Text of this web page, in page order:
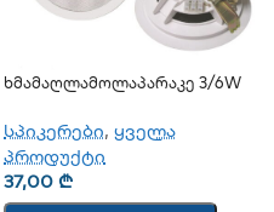
Ხმამაღლამოლაპარაკე 3/6W
სპიკერები, ყველა
პროდუქტი
37,00 ₾